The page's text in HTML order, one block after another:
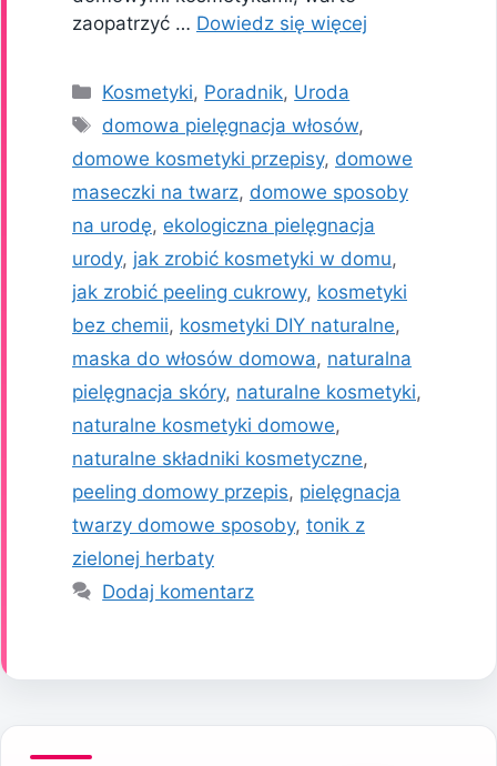
zaopatrzyć … Dowiedz się więcej
Kategorie
Kosmetyki, Poradnik, Uroda
Tagi
domowa pielęgnacja włosów,
domowe kosmetyki przepisy, domowe
maseczki na twarz, domowe sposoby
na urodę, ekologiczna pielęgnacja
urody, jak zrobić kosmetyki w domu,
jak zrobić peeling cukrowy, kosmetyki
bez chemii, kosmetyki DIY naturalne,
maska do włosów domowa, naturalna
pielęgnacja skóry, naturalne kosmetyki,
naturalne kosmetyki domowe,
naturalne składniki kosmetyczne,
peeling domowy przepis, pielęgnacja
twarzy domowe sposoby, tonik z
zielonej herbaty
Dodaj komentarz